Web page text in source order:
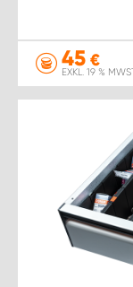
45 €
EXKL. 19 %